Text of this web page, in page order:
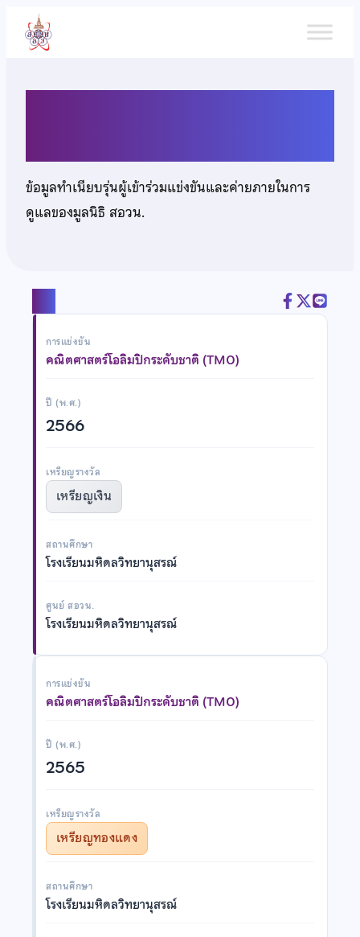
เนื้อหา
ข้อมูลทำเนียบรุ่นผู้เข้าร่วมแข่งขันและค่ายภายในการ
ดูแลของมูลนิธิ สอวน.
การแข่งขัน
คณิตศาสตร์โอลิมปิกระดับชาติ (TMO)
ปี (พ.ศ.)
2566
เหรียญรางวัล
เหรียญเงิน
สถานศึกษา
โรงเรียนมหิดลวิทยานุสรณ์
ศูนย์ สอวน.
โรงเรียนมหิดลวิทยานุสรณ์
การแข่งขัน
คณิตศาสตร์โอลิมปิกระดับชาติ (TMO)
ปี (พ.ศ.)
2565
เหรียญรางวัล
เหรียญทองแดง
สถานศึกษา
โรงเรียนมหิดลวิทยานุสรณ์